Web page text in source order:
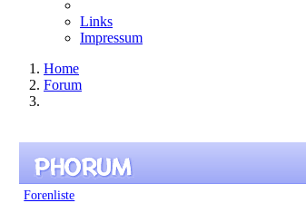
Links
Impressum
Home
Forum
Forenliste